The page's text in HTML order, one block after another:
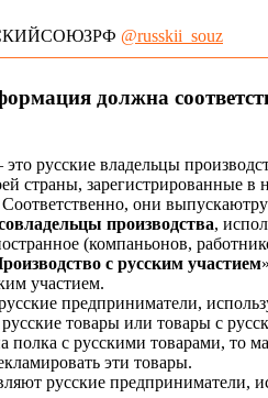
@russkii_souz
должна
это русские владельцы
страны, зарегистрированные
они
производства,
(компаньонов,
с русским участием
участием.
предприниматели,
товары или товары с
полка с русскими товарами, то
эти товары.
русские предприниматели,